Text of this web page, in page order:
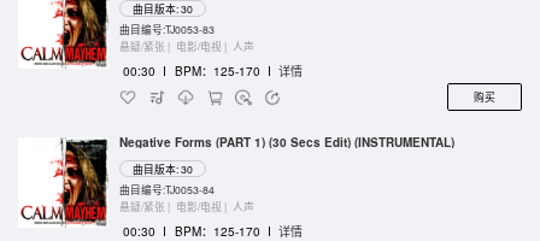
曲目版本: 30
曲目编号:TJ0053-83
悬疑/紧张 | 电影/电视 | 人声
00:30 I BPM：125-170 I 详情
购买
Negative Forms (PART 1) (30 Secs Edit) (INSTRUMENTAL)
曲目版本: 30
曲目编号:TJ0053-84
悬疑/紧张 | 电影/电视 | 人声
00:30 I BPM：125-170 I 详情